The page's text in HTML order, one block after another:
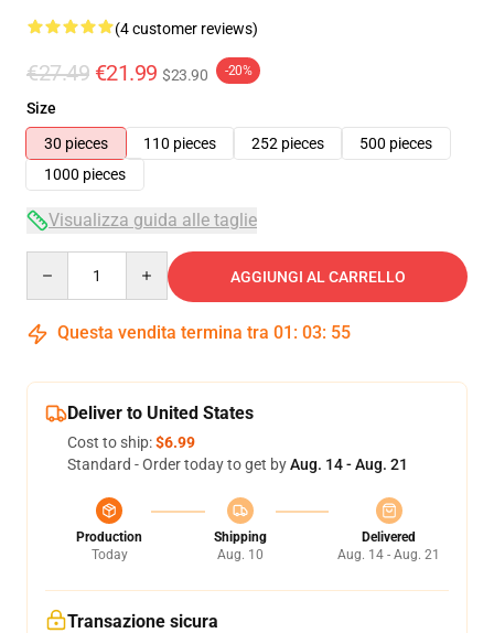
(4 customer reviews)
€27.49 €21.99 $23.90 -20%
Size
30 pieces
110 pieces 252 pieces
500 pieces
1000 pieces
Visualizza guida alle taglie
AGGIUNGI AL CARRELLO
Questa vendita termina tra 01 : 03: 54
Deliver to United States
Cost to ship:$6.99
Standard - Order today to get byAug. 14 - Aug. 21
Production
Today
Shipping
Aug. 10
Delivered
Aug. 14 - Aug. 21
Transazione sicura